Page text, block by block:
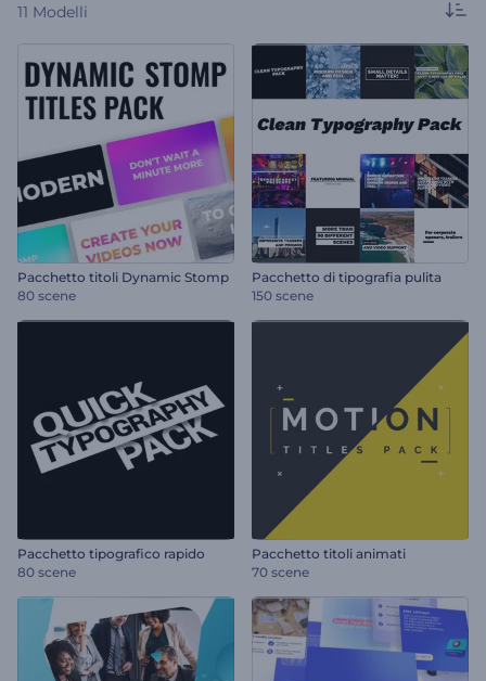
11 Modelli
Pacchetto titoli Dynamic Stomp
80 scene
Pacchetto di tipografia pulita
150 scene
Pacchetto tipografico rapido
80 scene
Pacchetto titoli animati
70 scene